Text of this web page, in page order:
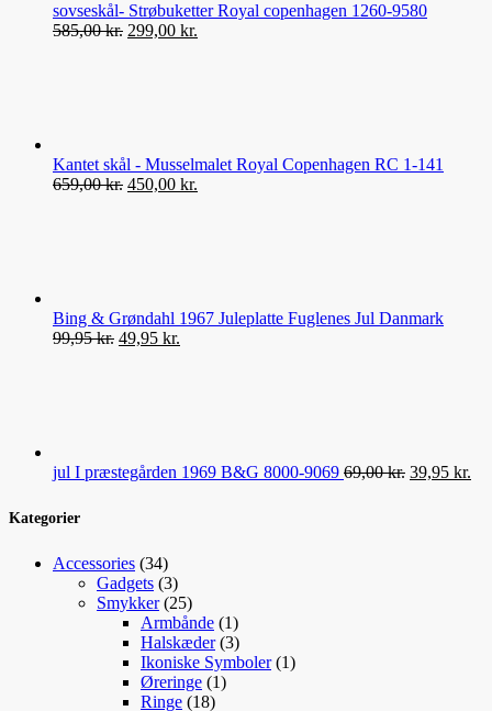
sovseskål- Strøbuketter Royal copenhagen 1260-9580
585,00kr. Den
299,00 kr.
Kantet skål - Musselmalet Royal Copenhagen RC 1-141
659,00kr. Den
450,00 kr.
Bing & Grøndahl 1967 Juleplatte Fuglenes Jul Danmark
99,95kr. Den
49,95 kr.
jul I præstegården 1969 B&G 8000-9069 69,00kr. Den
39,95 kr.
Kategorier
Accessories 3434
varer
Gadgets 33
varer
Smykker 2525
varer
Armbånde 11
vare
Halskæder 33
varer
Ikoniske Symboler 11
Øreringe 11
Ringe 1818